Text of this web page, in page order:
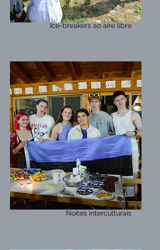
Ice-breakers ao aire libre
Noites interculturais